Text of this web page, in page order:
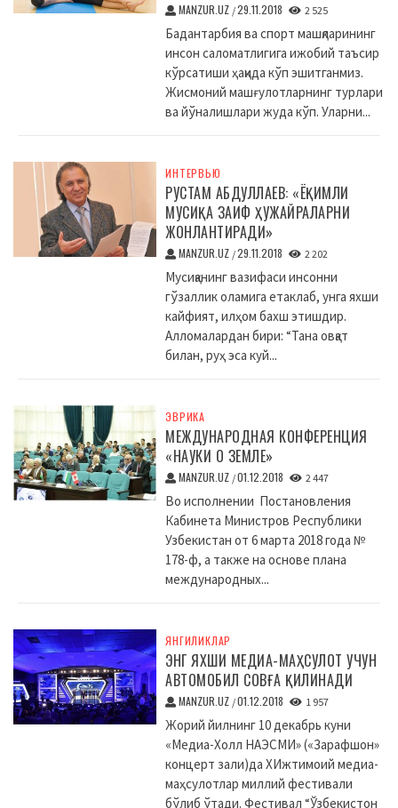
MANZUR.UZ /29.11.2018 2 525
Бадантарбия ва спорт машқларининг
инсон саломатлигига ижобий таъсир
кўрсатиши ҳақида кўп эшитганмиз.
Жисмоний машғулотларнинг турлари
ва йўналишлари жуда кўп. Уларни...
ИНТЕРВЬЮ
РУСТАМ АБДУЛЛАЕВ: «ЁҚИМЛИ
МУСИҚА ЗАИФ ҲУЖАЙРАЛАРНИ
ЖОНЛАНТИРАДИ»
MANZUR.UZ /29.11.2018 2 202
Мусиқанинг вазифаси инсонни
гўзаллик оламига етаклаб, унга яхши
кайфият, илҳом бахш этишдир.
Алломалардан бири: “Тана овқат
билан, руҳ эса куй...
ЭВРИКА
МЕЖДУНАРОДНАЯ КОНФЕРЕНЦИЯ
«НАУКИ О ЗЕМЛЕ»
MANZUR.UZ /01.12.2018 2 447
Во исполнении Постановления
Кабинета Министров Республики
Узбекистан от 6 марта 2018 года №
178-ф, а также на основе плана
международных...
ЯНГИЛИКЛАР
ЭНГ ЯХШИ МЕДИА-МАҲСУЛОТ УЧУН
АВТОМОБИЛ СОВҒА ҚИЛИНАДИ
MANZUR.UZ /01.12.2018 1 957
Жорий йилнинг 10 декабрь куни
«Медиа-Холл НАЭСМИ» («Зарафшон»
концерт зали)да XИжтимоий медиа-
маҳсулотлар миллий фестивали
бўлиб ўтади. Фестивал “Ўзбекистон